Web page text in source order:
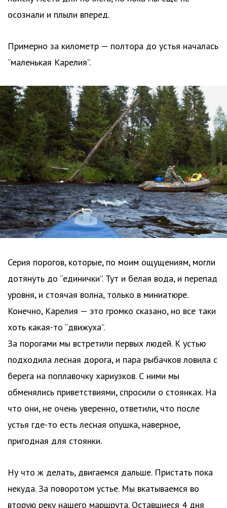
осознали и плыли вперед.
Примерно за километр — полтора до устья началась
“маленькая Карелия”.
Серия порогов, которые, по моим ощущениям, могли
дотянуть до “единички”. Тут и белая вода, и перепад
уровня, и стоячая волна, только в миниатюре.
Конечно, Карелия — это громко сказано, но все таки
хоть какая-то “движуха”.
За порогами мы встретили первых людей. К устью
подходила лесная дорога, и пара рыбачков ловила с
берега на поплавочку хариузков. С ними мы
обменялись приветствиями, спросили о стоянках. На
что они, не очень уверенно, ответили, что после
устья где-то есть лесная опушка, наверное,
пригодная для стоянки.
Ну что ж делать, двигаемся дальше. Пристать пока
некуда. За поворотом устье. Мы вкатываемся во
вторую реку нашего маршрута. Оставшиеся 4 дня